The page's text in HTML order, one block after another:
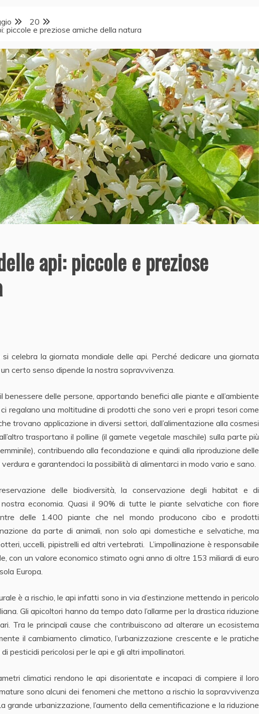
20
piccole e preziose amiche della natura
api: piccole e preziose
celebra la giornata mondiale delle api. Perché dedicare una giornata
certo senso dipende la nostra sopravvivenza.
benessere delle persone, apportando benefici alle piante e all’ambiente
regalano una moltitudine di prodotti che sono veri e propri tesori come
trovano applicazione in diversi settori, dall’alimentazione alla cosmesi
trasportano il polline (il gamete vegetale maschile) sulla parte più
contribuendo alla fecondazione e quindi alla riproduzione delle
e garantendoci la possibilità di alimentarci in modo vario e sano.
delle biodiversità, la conservazione degli habitat e di
economia. Quasi il 90% di tutte le piante selvatiche con fiore
delle 1.400 piante che nel mondo producono cibo e prodotti
da parte di animali, non solo api domestiche e selvatiche, ma
uccelli, pipistrelli ed altri vertebrati. L’impollinazione è responsabile
con un valore economico stimato ogni anno di oltre 153 miliardi di euro
Europa.
è a rischio, le api infatti sono in via d’estinzione mettendo in pericolo
Gli apicoltori hanno da tempo dato l’allarme per la drastica riduzione
Tra le principali cause che contribuiscono ad alterare un ecosistema
il cambiamento climatico, l’urbanizzazione crescente e le pratiche
pesticidi pericolosi per le api e gli altri impollinatori.
climatici rendono le api disorientate e incapaci di compiere il loro
sono alcuni dei fenomeni che mettono a rischio la sopravvivenza
grande urbanizzazione, l’aumento della cementificazione e la riduzione